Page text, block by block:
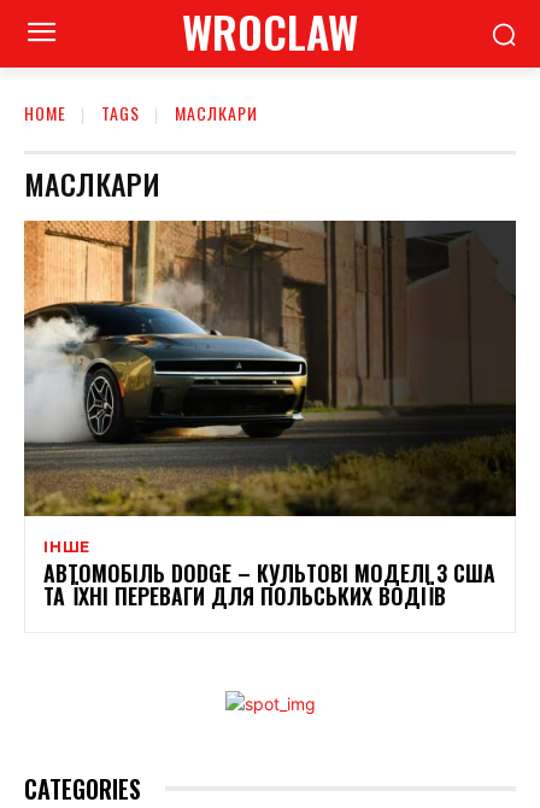
WROCLAW
HOME TAGS МАСЛКАРИ
МАСЛКАРИ
ІНШЕ
АВТОМОБІЛЬ DODGE – КУЛЬТОВІ МОДЕЛІ З США
ТА ЇХНІ ПЕРЕВАГИ ДЛЯ ПОЛЬСЬКИХ ВОДІЇВ
CATEGORIES